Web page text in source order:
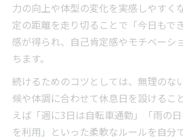
力の向上や体型の変化を実感しやすく
定の距離を走り切ることで「今日もで
感が得られ、自己肯定感やモチベーシ
ちます。
続けるためのコツとしては、無理のな
候や体調に合わせて休息日を設けるこ
えば「週に3日は自転車通勤」「雨の
を利用」といった柔軟なルールを自分